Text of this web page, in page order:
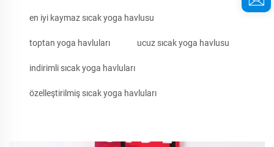
en iyi kaymaz sıcak yoga havlusu
toptan yoga havluları ucuz sıcak yoga havlusu
indirimli sıcak yoga havluları
özelleştirilmiş sıcak yoga havluları